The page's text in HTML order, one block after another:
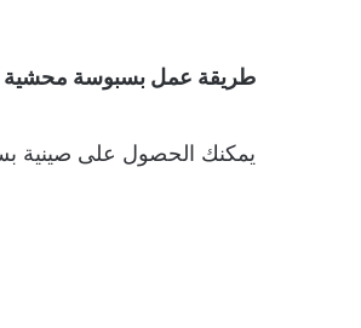
طريقة عمل بسبوسة
يمكنك الحصول على صينية